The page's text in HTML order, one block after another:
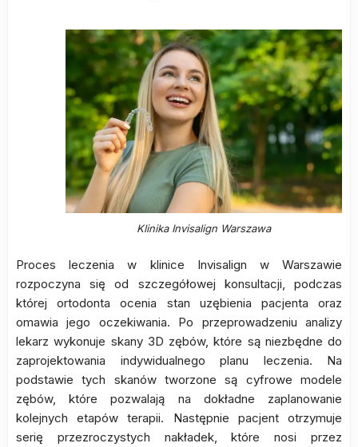
Klinika Invisalign Warszawa
Proces leczenia w klinice Invisalign w Warszawie
rozpoczyna się od szczegółowej konsultacji, podczas
której ortodonta ocenia stan uzębienia pacjenta oraz
omawia jego oczekiwania. Po przeprowadzeniu analizy
lekarz wykonuje skany 3D zębów, które są niezbędne do
zaprojektowania indywidualnego planu leczenia. Na
podstawie tych skanów tworzone są cyfrowe modele
zębów, które pozwalają na dokładne zaplanowanie
kolejnych etapów terapii. Następnie pacjent otrzymuje
serię przezroczystych nakładek, które nosi przez